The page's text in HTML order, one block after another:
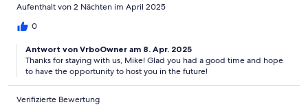
Aufenthalt von 2 Nächten im April 2025
0
Antwort von VrboOwner am 8. Apr. 2025
Thanks for staying with us, Mike! Glad you had a good time and hope
to have the opportunity to host you in the future!
Verifizierte Bewertung